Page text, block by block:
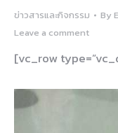
ข่าวสารและกิจกรรม By
Leave a comment
[vc_row